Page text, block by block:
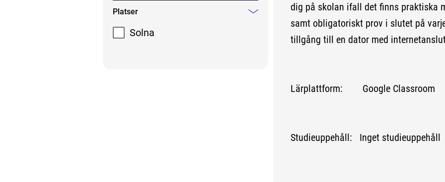
Platser
Mindre information
Solna
dig på skolan ifall det finns praktiska
samt obligatoriskt prov i slutet på
tillgång till en dator med
Lärplattform: Google Classroom
Studieuppehåll: Inget studieuppehåll